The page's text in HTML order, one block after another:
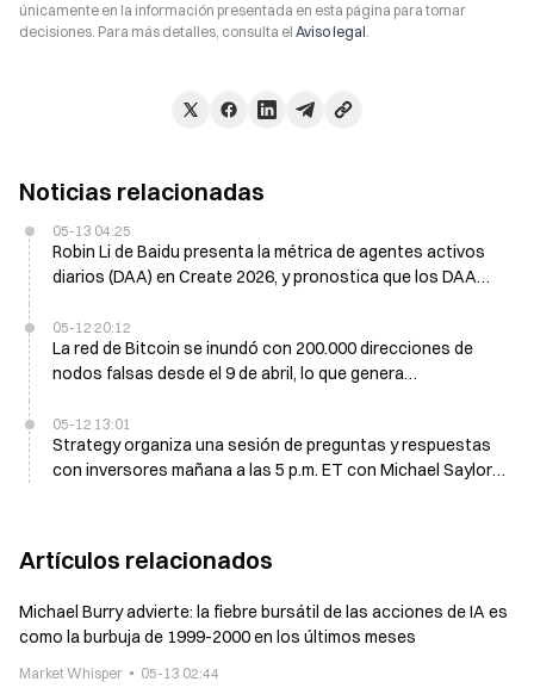
únicamente en la información presentada en esta página para tomar
decisiones. Para más detalles, consulta el Aviso legal.
Noticias relacionadas
05-13 04:25
Robin Li de Baidu presenta la métrica de agentes activos
diarios (DAA) en Create 2026, y pronostica que los DAA
05-12 20:12
La red de Bitcoin se inundó con 200.000 direcciones de
nodos falsas desde el 9 de abril, lo que genera
05-12 13:01
Strategy organiza una sesión de preguntas y respuestas
con inversores mañana a las 5 p.m. ET con Michael Saylor y
Artículos relacionados
Michael Burry advierte: la fiebre bursátil de las acciones de IA es
como la burbuja de 1999-2000 en los últimos meses
Market Whisper 05-13 02:44